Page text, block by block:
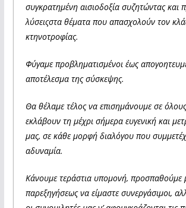
συγκρατημένη αισιοδοξία συζητώντας και
λύσειςστα θέματα που απασχολούν τον
κτηνοτροφίας.
Φύγαμε προβληματισμένοι έως
αποτέλεσμα της σύσκεψης.
Θα θέλαμε τέλος να επισημάνουμε σε
εκλάβουν τη μέχρι σήμερα ευγενική και
μας, σε κάθε μορφή διαλόγου που
αδυναμία.
Κάνουμε τεράστια υπομονή, προσπαθούμε
παρεξηγήσεως να είμαστε συνεργάσιμοι,